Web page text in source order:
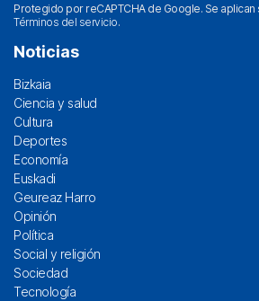
Protegido por reCAPTCHA de Google. Se aplican
Términos del servicio.
Noticias
Bizkaia
Ciencia y salud
Cultura
Deportes
Economía
Euskadi
Geureaz Harro
Opinión
Política
Social y religión
Sociedad
Tecnología